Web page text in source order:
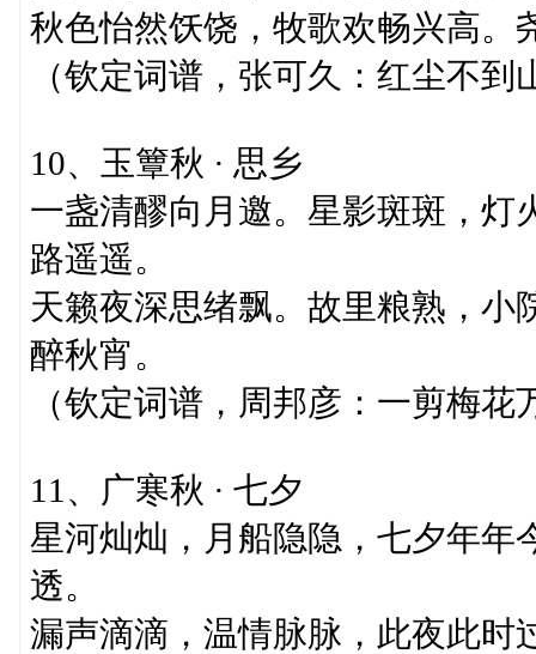
秋色怡然饫饶，牧歌欢畅兴高。
（钦定词谱，张可久：红尘不
10、玉簟秋 · 思乡
一盏清醪向月邀。星影斑斑，灯
路遥遥。
天籁夜深思绪飘。故里粮熟，小
醉秋宵。
（钦定词谱，周邦彦：一剪梅
11、广寒秋 · 七夕
星河灿灿，月船隐隐，七夕年年
透。
漏声滴滴，温情脉脉，此夜此时